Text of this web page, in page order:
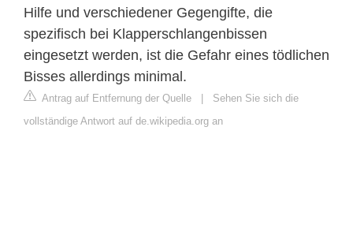
Hilfe und verschiedener Gegengifte, die
spezifisch bei Klapperschlangenbissen
eingesetzt werden, ist die Gefahr eines tödlichen
Bisses allerdings minimal.
Antrag auf Entfernung der Quelle | Sehen Sie sich die
vollständige Antwort auf de.wikipedia.org an